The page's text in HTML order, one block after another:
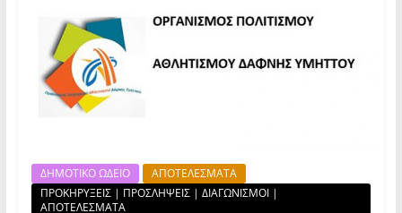
ΔΗΜΟΤΙΚΟ ΩΔΕΙΟ
ΑΠΟΤΕΛΕΣΜΑΤΑ
ΠΡΟΚΗΡΥΞΕΙΣ | ΠΡΟΣΛΗΨΕΙΣ | ΔΙΑΓΩΝΙΣΜΟΙ |
ΑΠΟΤΕΛΕΣΜΑΤΑ